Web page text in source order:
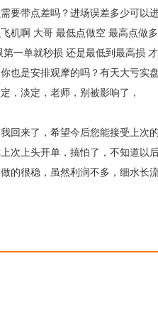
要带点差吗？进场误差多少可以
机啊 大哥 最低点做空 最高点做
一单就秒损 还是最低到最高损 才
也是安排观摩的吗？有天大亏实
，淡定，老师，别被影响了，
回来了，希望今后您能接受上次
次上头开单，搞怕了，不知道以
的很稳，虽然利润不多，细水长